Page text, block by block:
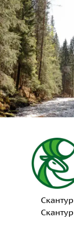
Скантур
Скантур